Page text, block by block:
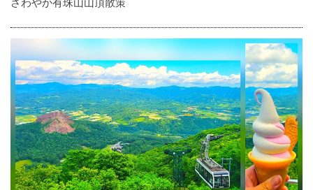
さわやか有珠山山頂散策